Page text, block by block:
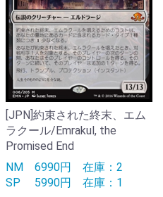
[JPN]約束された終末、エム
ラクール/Emrakul, the
Promised End
NM 6990円 在庫：2
SP
5990円 在庫：1